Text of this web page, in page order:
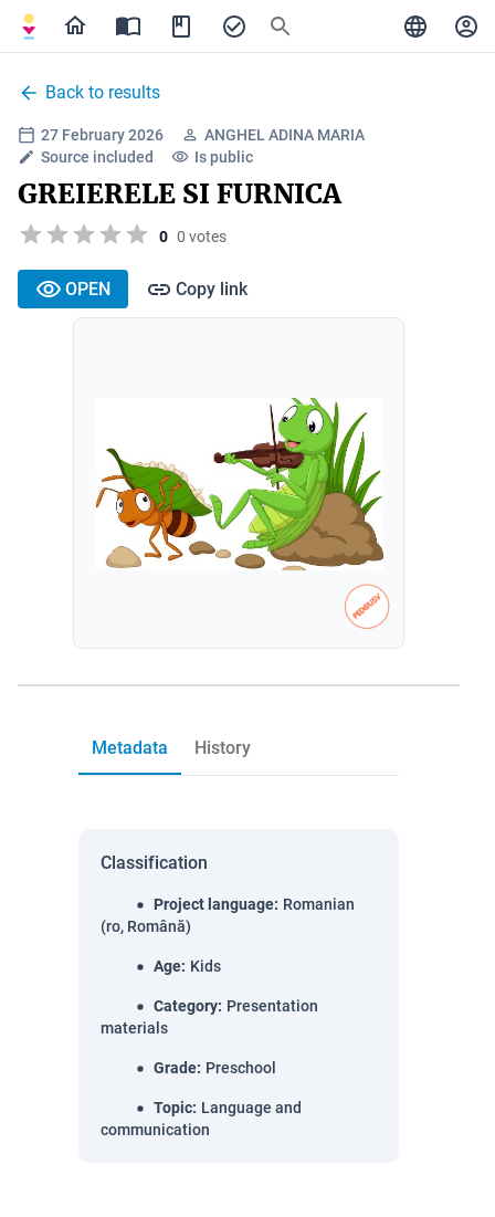
Back to results
27 February 2026
ANGHEL ADINA MARIA
Source included
Is public
GREIERELE SI FURNICA
0 0 votes
OPEN Copy link
Metadata History
Classification
Project language: Romanian
(ro, Română)
Age: Kids
Category: Presentation
materials
Grade: Preschool
Topic: Language and
communication